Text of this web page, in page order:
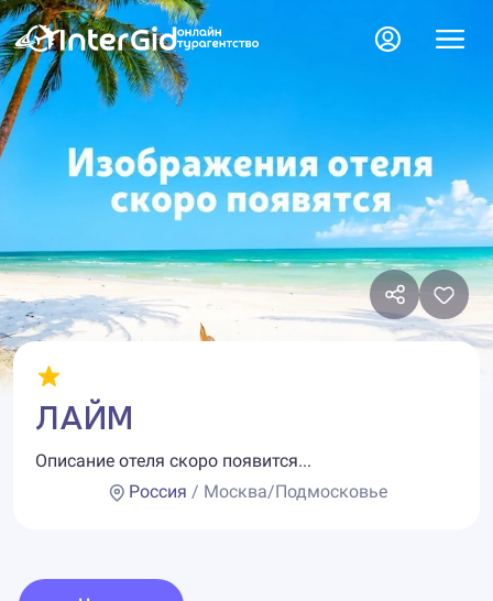
ЛАЙМ
Описание отеля скоро появится...
Россия / Москва/Подмосковье